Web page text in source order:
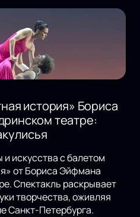
история» Бориса
театре:
искусства с балетом
от Бориса Эйфмана
Спектакль раскрывает
творчества, оживляя
Санкт-Петербурга.